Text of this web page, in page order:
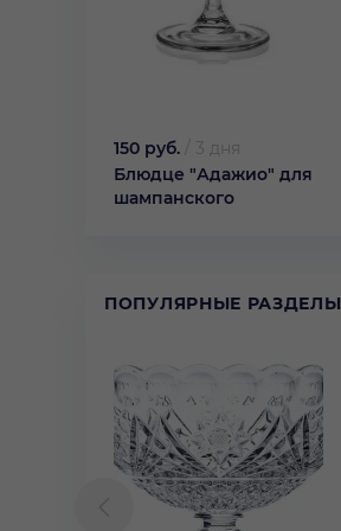
150 руб.
3 дня
Блюдце "Адажио" для
шампанского
ПОПУЛЯРНЫЕ РАЗДЕЛЫ